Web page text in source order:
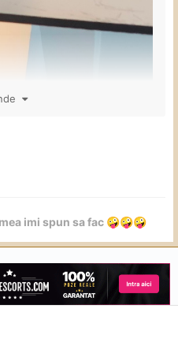
imi spun sa fac 🤪🤪🤪